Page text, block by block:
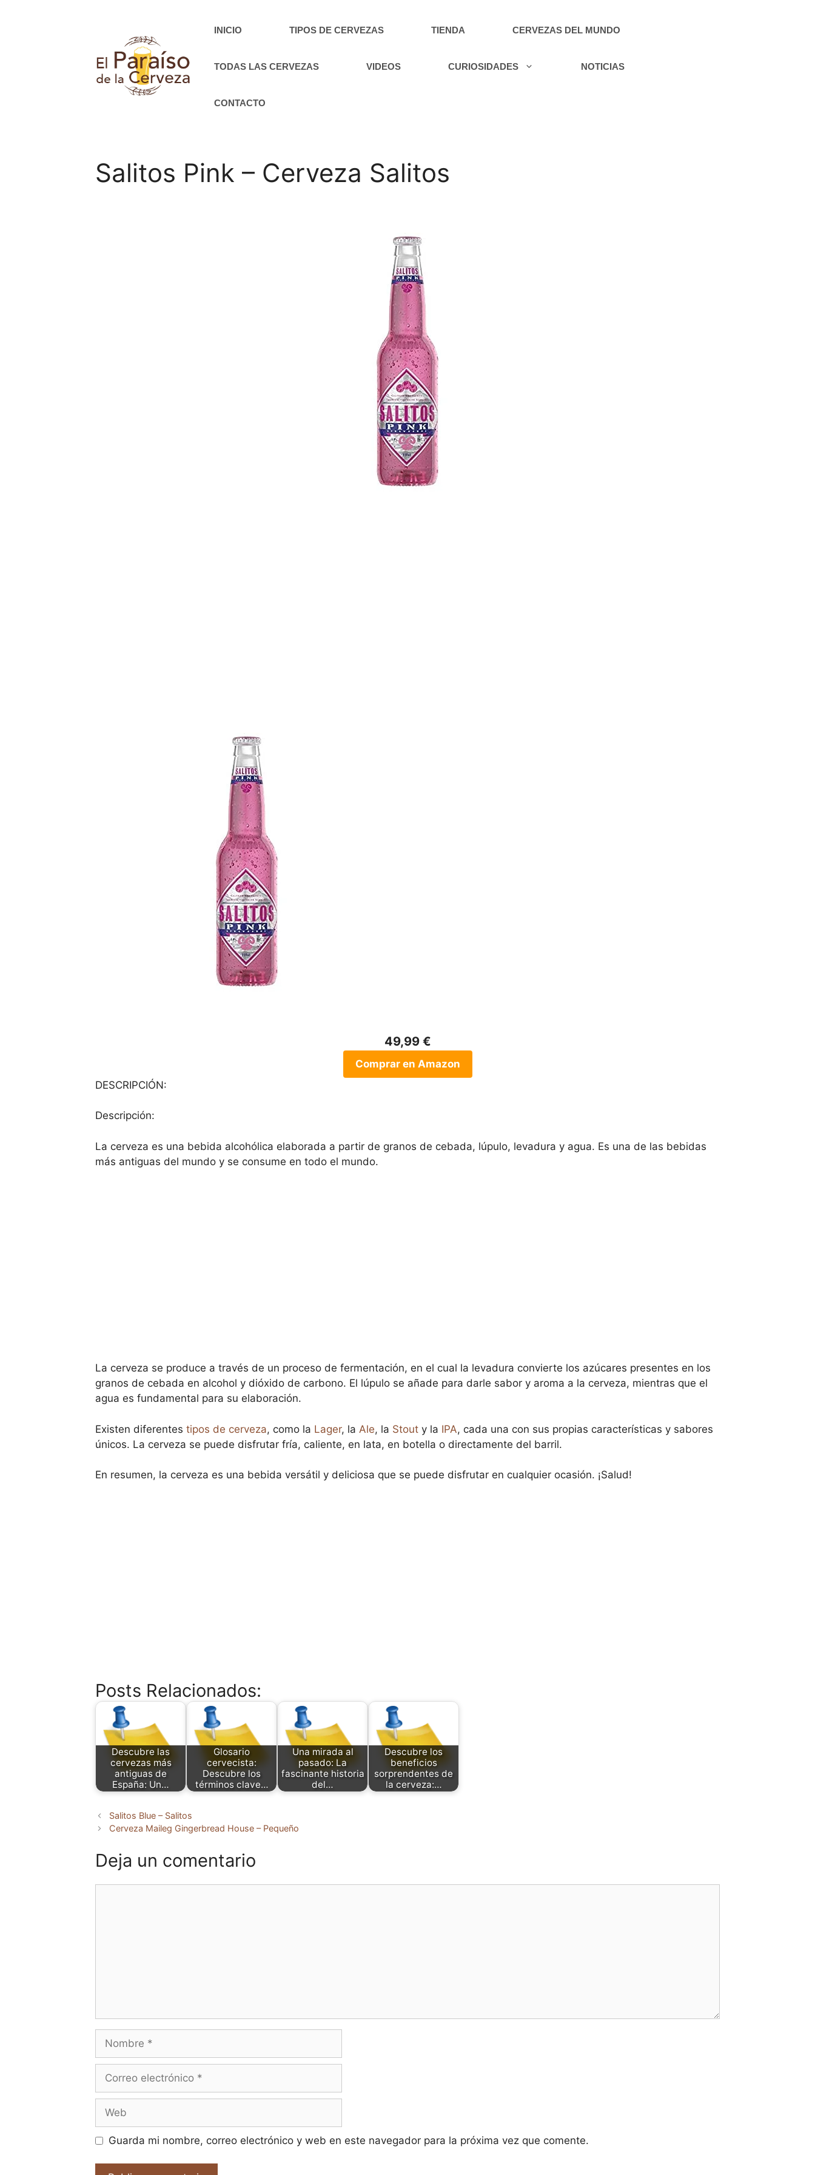
INICIO TIPOS DE CERVEZAS TIENDA CERVEZAS DEL MUNDO
TODAS LAS CERVEZAS VIDEOS CURIOSIDADES NOTICIAS
CONTACTO
Salitos Pink – Cerveza Salitos
49,99 €
Comprar en Amazon
DESCRIPCIÓN:
Descripción:
La cerveza es una bebida alcohólica elaborada a partir de granos de cebada, lúpulo, levadura y agua. Es una de las bebidas
más antiguas del mundo y se consume en todo el mundo.
La cerveza se produce a través de un proceso de fermentación, en el cual la levadura convierte los azúcares presentes en los
granos de cebada en alcohol y dióxido de carbono. El lúpulo se añade para darle sabor y aroma a la cerveza, mientras que el
agua es fundamental para su elaboración.
Existen diferentes tipos de cerveza, como la Lager, la Ale, la Stout y la IPA, cada una con sus propias características y sabores
únicos. La cerveza se puede disfrutar fría, caliente, en lata, en botella o directamente del barril.
En resumen, la cerveza es una bebida versátil y deliciosa que se puede disfrutar en cualquier ocasión. ¡Salud!
Posts Relacionados:
Descubre las
cervezas más
antiguas de
España: Un…
Glosario
cervecista:
Descubre los
términos clave…
Una mirada al
pasado: La
fascinante historia
del…
Descubre los
beneficios
sorprendentes de
la cerveza:…
Salitos Blue – Salitos
Cerveza Maileg Gingerbread House – Pequeño
Deja un comentario
electrónico
Guarda mi nombre, correo electrónico y web en este navegador para la próxima vez que comente.